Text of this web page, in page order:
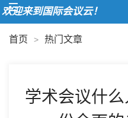
来到国际会议云！
首页 > 热门文章
学术会议什么